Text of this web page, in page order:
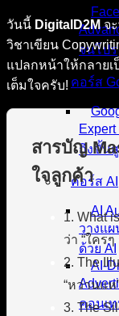
จนโปร
คอร์ส
ถึงขั้น
คอร์ส AI
AI
วางแ
ด้วย AI
AI-
คอนเ
วันนี้ DigitalD2Mจ
วิชาเขียน
แปลกหน้าให้กลาย
เต็มใจครับ!
สารบัญ
ใจลูกค้า
1. What
ว่า “ใคร
2. The
“หว่านแห
3. The